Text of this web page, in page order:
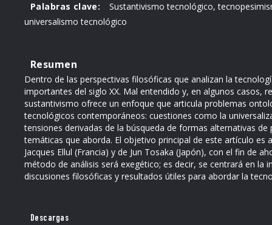
Palabras clave:
Sustantivismo tecnológico,
universalismo tecnológico
Resumen
Dentro de las perspectivas filosóficas que analizan la
importantes del siglo XX. Mal entendido y, en algunos casos,
sustantivismo ofrece un enfoque que articula problemas
tecnológicos contemporáneos: cuestiones como la
tensiones derivadas de la búsqueda de formas alternativas
temáticas que aborda. El objetivo principal de este artículo
Jacques Ellul (Francia) y de Jun Tosaka (Japón), con el fin de
método de análisis será exegético; es decir, se centrará en la
discusiones filosóficas y resultados útiles para abordar la
Descargas